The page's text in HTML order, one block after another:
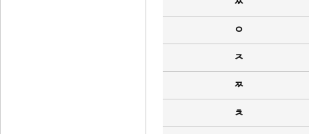
ㅇ
ㅈ
ㅉ
ㅊ